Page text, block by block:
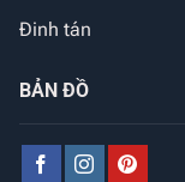
Đinh tán
BẢN ĐỒ